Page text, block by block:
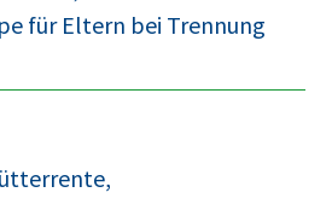
für Eltern bei Trennung